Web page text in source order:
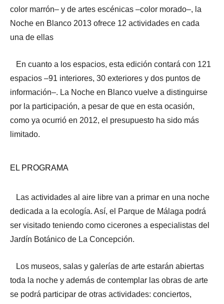
color marrón– y de artes escénicas –color morado–, la
Noche en Blanco 2013 ofrece 12 actividades en cada
una de ellas
En cuanto a los espacios, esta edición contará con 121
espacios –91 interiores, 30 exteriores y dos puntos de
información–. La Noche en Blanco vuelve a distinguirse
por la participación, a pesar de que en esta ocasión,
como ya ocurrió en 2012, el presupuesto ha sido más
limitado.
EL PROGRAMA
Las actividades al aire libre van a primar en una noche
dedicada a la ecología. Así, el Parque de Málaga podrá
ser visitado teniendo como cicerones a especialistas del
Jardín Botánico de La Concepción.
Los museos, salas y galerías de arte estarán abiertas
toda la noche y además de contemplar las obras de arte
se podrá participar de otras actividades: conciertos,